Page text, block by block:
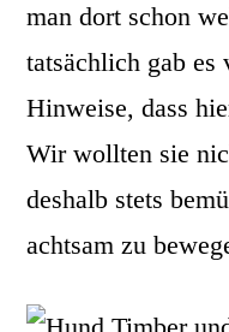
man dort schon
tatsächlich gab es
Hinweise, dass
Wir wollten sie
deshalb stets
achtsam zu